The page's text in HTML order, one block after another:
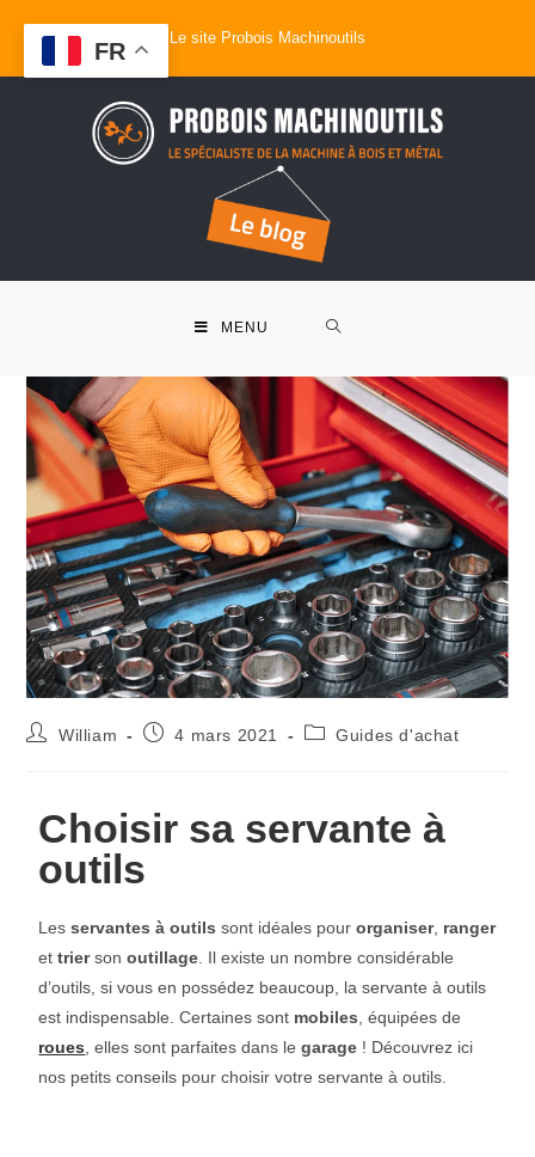
Le site Probois Machinoutils
MENU
William 4 mars 2021 Guides d'achat
Choisir sa servante à
outils
Lesservantes à outils sont idéales pourorganiser, ranger
ettriersonoutillage . Il existe un nombre considérable
d’outils, si vous en possédez beaucoup, la servante à outils
est indispensable. Certaines sont mobiles , équipées de
roues , elles sont parfaites dans legarage ! Découvrez ici
nos petits conseils pour choisir votre servante à outils.
FR